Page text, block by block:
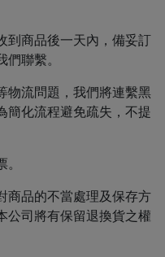
到商品後一天內，備妥訂
聯繫。
物流問題，我們將連繫黑
簡化流程避免疏失，不提
商品的不當處理及保存方
公司將有保留退換貨之權